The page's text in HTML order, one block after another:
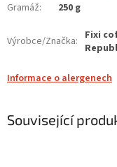
Gramáž: 250 g
Výrobce/Značka: Fixi
Informace o alergenech
Související